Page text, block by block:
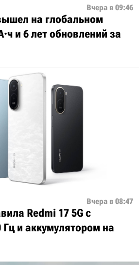
Вчера в 09:46
на глобальном
и 6 лет обновлений за
Вчера в 08:47
Redmi 17 5G с
и аккумулятором на